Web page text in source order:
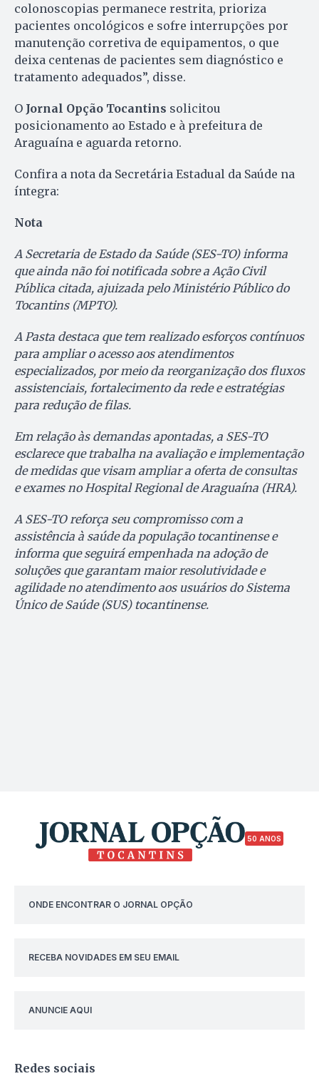
colonoscopias permanece restrita, prioriza
pacientes oncológicos e sofre interrupções por
manutenção corretiva de equipamentos, o que
deixa centenas de pacientes sem diagnóstico e
tratamento adequados”, disse.
O Jornal Opção Tocantins solicitou
posicionamento ao Estado e à prefeitura de
Araguaína e aguarda retorno.
Confira a nota da Secretária Estadual da Saúde na
íntegra:
Nota
A Secretaria de Estado da Saúde (SES-TO) informa
que ainda não foi notificada sobre a Ação Civil
Pública citada, ajuizada pelo Ministério Público do
Tocantins (MPTO).
A Pasta destaca que tem realizado esforços contínuos
para ampliar o acesso aos atendimentos
especializados, por meio da reorganização dos fluxos
assistenciais, fortalecimento da rede e estratégias
para redução de filas.
Em relação às demandas apontadas, a SES-TO
esclarece que trabalha na avaliação e implementação
de medidas que visam ampliar a oferta de consultas
e exames no Hospital Regional de Araguaína (HRA).
A SES-TO reforça seu compromisso com a
assistência à saúde da população tocantinense e
informa que seguirá empenhada na adoção de
soluções que garantam maior resolutividade e
agilidade no atendimento aos usuários do Sistema
Único de Saúde (SUS) tocantinense.
50 ANOS
ONDE ENCONTRAR O JORNAL OPÇÃO
RECEBA NOVIDADES EM SEU EMAIL
ANUNCIE AQUI
Redes sociais